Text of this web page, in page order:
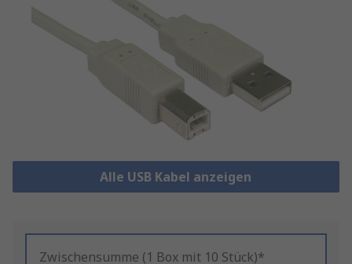
Alle USB Kabel anzeigen
Zwischensumme (1 Box mit 10 Stück)*